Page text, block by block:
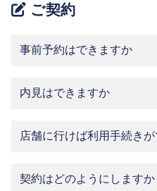
ご契約
事前予約はできますか
内見はできますか
店舗に行けば利用手続き
契約はどのようにしますか